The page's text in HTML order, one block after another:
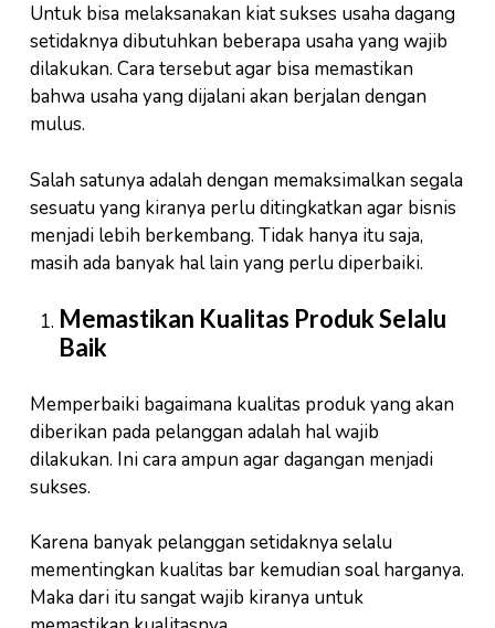
Untuk bisa melaksanakan kiat sukses usaha dagang
setidaknya dibutuhkan beberapa usaha yang wajib
dilakukan. Cara tersebut agar bisa memastikan
bahwa usaha yang dijalani akan berjalan dengan
mulus.
Salah satunya adalah dengan memaksimalkan segala
sesuatu yang kiranya perlu ditingkatkan agar bisnis
menjadi lebih berkembang. Tidak hanya itu saja,
masih ada banyak hal lain yang perlu diperbaiki.
Memastikan Kualitas Produk Selalu
Baik
Memperbaiki bagaimana kualitas produk yang akan
diberikan pada pelanggan adalah hal wajib
dilakukan. Ini cara ampun agar dagangan menjadi
sukses.
Karena banyak pelanggan setidaknya selalu
mementingkan kualitas bar kemudian soal harganya.
Maka dari itu sangat wajib kiranya untuk